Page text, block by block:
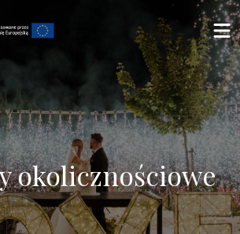
okolicznościowe